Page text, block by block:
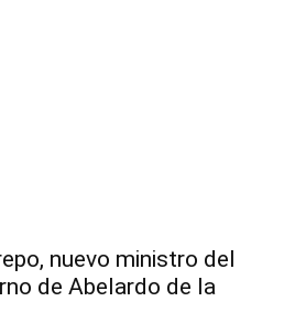
nuevo ministro del
de Abelardo de la